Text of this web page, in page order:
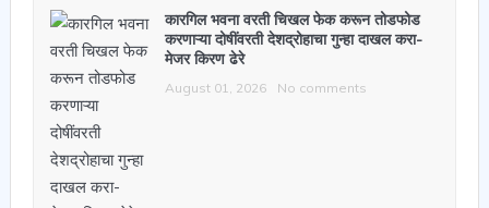
कारगिल भवना वरती चिखल फेक करून तोडफोड
करणाऱ्या दोषींवरती देशद्रोहाचा गुन्हा दाखल करा-
मेजर किरण ढेरे
August 01, 2026 No comments